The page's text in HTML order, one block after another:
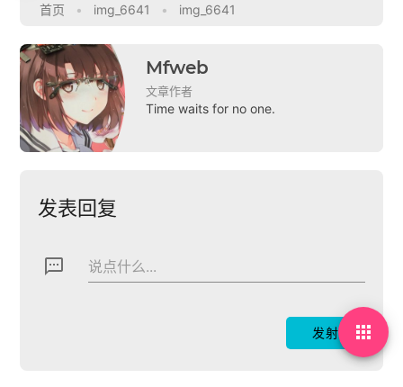
首页 • img_6641 • img_6641
Mfweb
文章作者
Time waits for no one.
发表回复
textsms 说点什么...
